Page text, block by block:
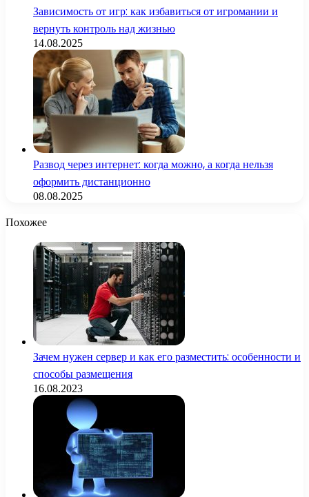
Зависимость от игр: как избавиться от игромании и
вернуть контроль над жизнью
14.08.2025
Развод через интернет: когда можно, а когда нельзя
оформить дистанционно
08.08.2025
Похожее
Зачем нужен сервер и как его разместить: особенности и
способы размещения
16.08.2023